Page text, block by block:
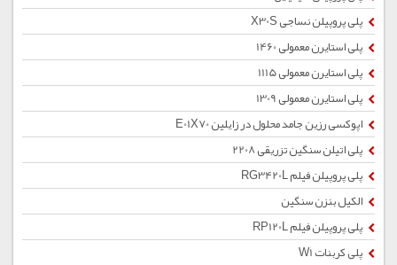
پلی پروپیلن نساجی X30S
پلی استایرن معمولی 1460
پلی استایرن معمولی 1115
پلی استایرن معمولی 1309
اپوکسی رزین جامد محلول در زایلین E01X70
پلی اتیلن سنگین تزریقی 2208
پلی پروپیلن فیلم RG3420L
الکیل بنزن سنگین
پلی پروپیلن فیلم RP120L
پلی کربنات W1